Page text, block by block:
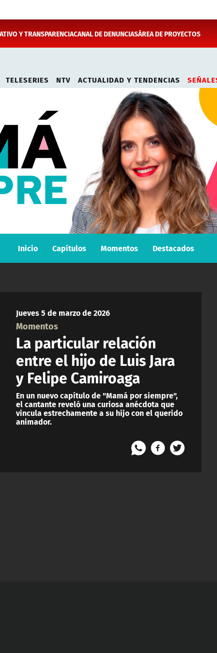
Y TRANSPARENCIACANAL DE DENUNCIASÁREA DE PROYECTOS
TELESERIES NTV ACTUALIDAD Y TENDENCIAS
Inicio Capítulos Momentos Destacados
Jueves 5 de marzo de 2026
Momentos
La particular relación
entre el hijo de Luis Jara
y Felipe Camiroaga
En un nuevo capítulo de "Mamá por siempre",
el cantante reveló una curiosa anécdota que
vincula estrechamente a su hijo con el querido
animador.